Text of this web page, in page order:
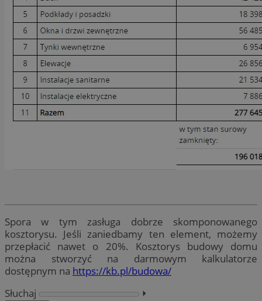
Spora w tym zasługa dobrze skomponowanego
kosztorysu. Jeśli zaniedbamy ten element, możemy
przepłacić nawet o 20%. Kosztorys budowy domu
można stworzyć na darmowym kalkulatorze
dostępnym na https://kb.pl/budowa/
Słuchaj
⏵︎